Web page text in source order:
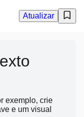
Atualizar
exemplo, crie
e um visual